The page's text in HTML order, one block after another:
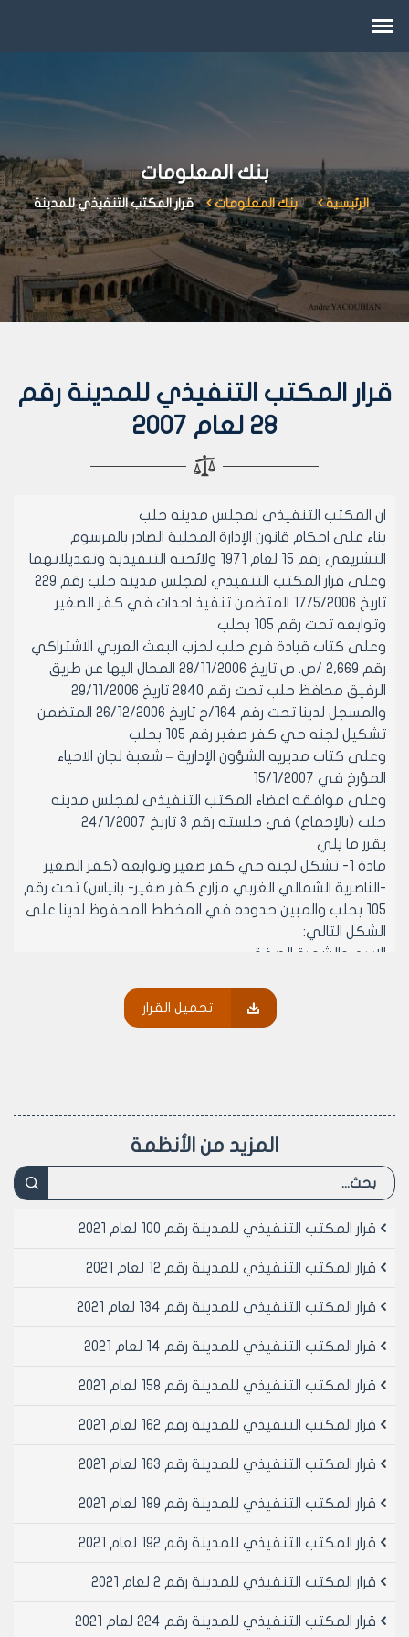
بنك المعلومات
الرئيسية بنك المعلومات قرار المكتب التنفيذي للمدينة
قرار المكتب التنفيذي للمدينة رقم
28 لعام 2007
ان المكتب التنفيذي لمجلس مدينه حلب
بناء على احكام قانون الإدارة المحلية الصادر بالمرسوم
التشريعي رقم 15 لعام 1971 ولائحته التنفيذية وتعديلاتهما
وعلى قرار المكتب التنفيذي لمجلس مدينه حلب رقم 229
تاريخ 17/5/2006 المتضمن تنفيذ احداث في كفر الصغير
وتوابعه تحت رقم 105 بحلب
وعلى كتاب قيادة فرع حلب لحزب البعث العربي الاشتراكي
رقم 2,669 /ص. ص تاريخ 28/11/2006 المحال اليها عن طريق
الرفيق محافظ حلب تحت رقم 2840 تاريخ 29/11/2006
والمسجل لدينا تحت رقم 164/ح تاريخ 26/12/2006 المتضمن
تشكيل لجنه حي كفر صغير رقم 105 بحلب
وعلى كتاب مديريه الشؤون الإدارية – شعبة لجان الاحياء
المؤرخ في 15/1/2007
وعلى موافقه اعضاء المكتب التنفيذي لمجلس مدينه
حلب (بالإجماع) في جلسته رقم 3 تاريخ 24/1/2007
يقرر ما يلي
مادة 1- تشكل لجنة حي كفر صغير وتوابعه (كفر الصغير
-الناصرية الشمالي الغربي مزارع كفر صغير- بانياس) تحت رقم
105 بحلب والمبين حدوده في المخطط المحفوظ لدينا على
الشكل التالي:
الاسم والشهرة الصفة
عضوا اصيل
ويبلغ من يلزم لتنفيذه اصولا
الدكتور المهندس معن الشبلي
تحميل القرار
المزيد من الأنظمة
قرار المكتب التنفيذي للمدينة رقم 100 لعام 2021
قرار المكتب التنفيذي للمدينة رقم 12 لعام 2021
قرار المكتب التنفيذي للمدينة رقم 134 لعام 2021
قرار المكتب التنفيذي للمدينة رقم 14 لعام 2021
قرار المكتب التنفيذي للمدينة رقم 158 لعام 2021
قرار المكتب التنفيذي للمدينة رقم 162 لعام 2021
قرار المكتب التنفيذي للمدينة رقم 163 لعام 2021
قرار المكتب التنفيذي للمدينة رقم 189 لعام 2021
قرار المكتب التنفيذي للمدينة رقم 192 لعام 2021
قرار المكتب التنفيذي للمدينة رقم 2 لعام 2021
قرار المكتب التنفيذي للمدينة رقم 224 لعام 2021